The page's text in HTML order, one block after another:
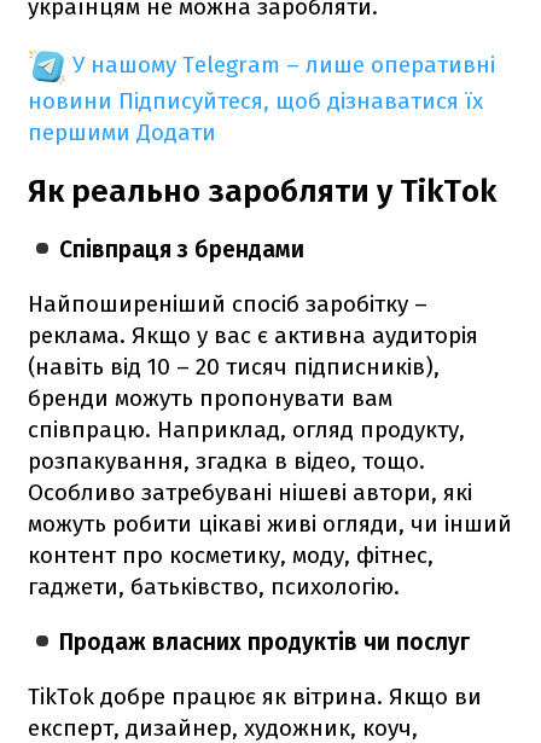
українцям не можна заробляти.
У нашому Telegram – лише оперативні
новини Підписуйтеся, щоб дізнаватися їх
першими Додати
Як реально заробляти у TikTok
Співпраця з брендами
Найпоширеніший спосіб заробітку –
реклама. Якщо у вас є активна аудиторія
(навіть від 10 – 20 тисяч підписників),
бренди можуть пропонувати вам
співпрацю. Наприклад, огляд продукту,
розпакування, згадка в відео, тощо.
Особливо затребувані нішеві автори, які
можуть робити цікаві живі огляди, чи інший
контент про косметику, моду, фітнес,
гаджети, батьківство, психологію.
Продаж власних продуктів чи послуг
TikTok добре працює як вітрина. Якщо ви
експерт, дизайнер, художник, коуч,